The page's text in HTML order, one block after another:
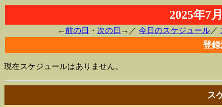
2025年7
←前の日 ・ 次の日 →／ 今日のスケジュール ／
登
現在スケジュールはありません。
ス